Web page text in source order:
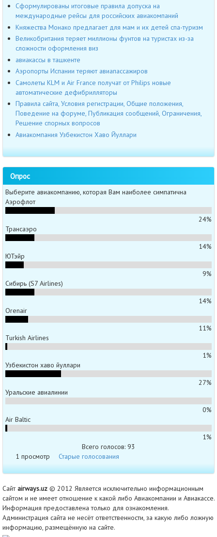
Сформулированы итоговые правила допуска на
международные рейсы для российских авиакомпаний
Княжества Монако предлагает для мам и их детей спа-туризм
Великобритания теряет миллионы фунтов на туристах из-за
сложности оформления виз
авиакассы в ташкенте
Аэропорты Испании теряют авиапассажиров
Самолеты KLM и Air France получат от Philips новые
автоматические дефибрилляторы
Правила сайта, Условия регистрации, Общие положения,
Поведение на форуме, Публикация сообщений, Ограничения,
Решение спорных вопросов
Авиакомпания Узбекистон Хаво Йуллари
Опрос
Выберите авиакомпанию, которая Вам наиболее симпатична
Аэрофлот
24%
Трансаэро
14%
ЮТэйр
9%
Сибирь (S7 Airlines)
14%
Orenair
11%
Turkish Airlines
1%
Узбекистон хаво йуллари
27%
Уральские авиалинии
0%
Air Baltic
1%
Всего голосов: 93
1 просмотр
Старые голосования
Сайтairways.uz © 2012 Является исключительно информационным
сайтом и не имеет отношение к какой либо Авиакомпании и Авиакассе.
Информация предоставлена только для ознакомления.
Администрация сайта не несёт ответственности, за какую либо ложную
информацию, размещённую на сайте.